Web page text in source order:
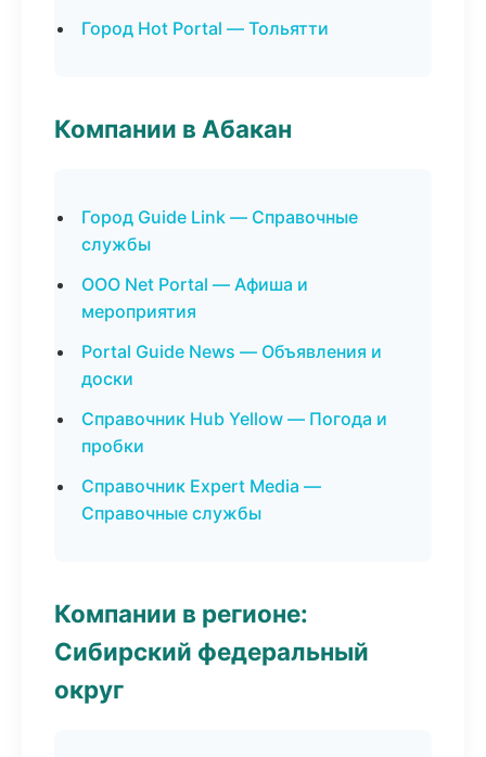
Город Hot Portal — Тольятти
Компании в Абакан
Город Guide Link — Справочные
службы
ООО Net Portal — Афиша и
мероприятия
Portal Guide News — Объявления и
доски
Справочник Hub Yellow — Погода и
пробки
Справочник Expert Media —
Справочные службы
Компании в регионе:
Сибирский федеральный
округ